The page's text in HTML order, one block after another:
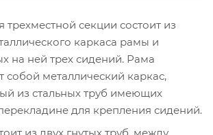
трехместной секции состоит из
каркаса рамы и
на ней трех сидений. Рама
собой металлический каркас,
из стальных труб имеющих
для крепления сидений.